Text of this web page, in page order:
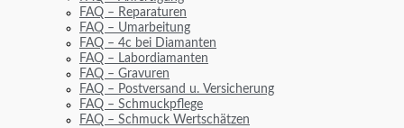
FAQ – Reparaturen
FAQ – Umarbeitung
FAQ – 4c bei Diamanten
FAQ – Labordiamanten
FAQ – Gravuren
FAQ – Postversand u. Versicherung
FAQ – Schmuckpflege
FAQ – Schmuck Wertschätzen